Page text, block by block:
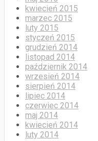
kwiecień 2015
marzec 2015
luty 2015
styczeń 2015
grudzień 2014
listopad 2014
październik 2014
wrzesień 2014
sierpień 2014
lipiec 2014
czerwiec 2014
maj 2014
kwiecień 2014
luty 2014